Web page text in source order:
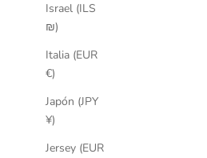
Israel (ILS
₪)
Italia (EUR
€)
Japón (JPY
¥)
Jersey (EUR